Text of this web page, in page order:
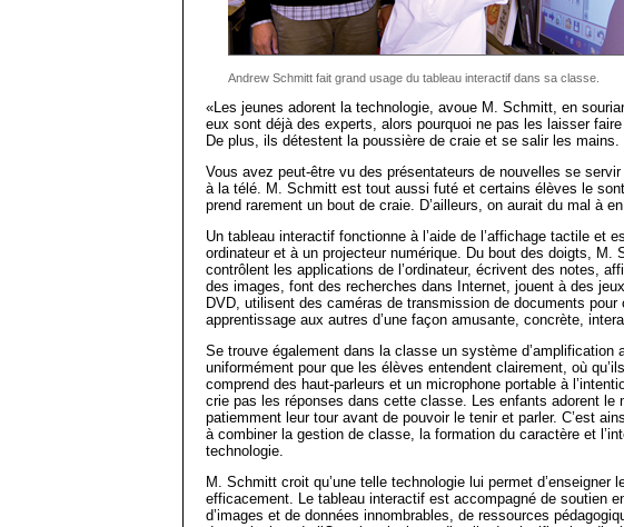
Andrew Schmitt fait grand usage du tableau interactif dans sa classe.
«Les jeunes adorent la technologie, avoue M. Schmitt, en
eux sont déjà des experts, alors pourquoi ne pas les laisser
De plus, ils détestent la poussière de craie et se salir les mains.
Vous avez peut-être vu des présentateurs de nouvelles se
à la télé. M. Schmitt est tout aussi futé et certains élèves le sont
prend rarement un bout de craie. D’ailleurs, on aurait du mal à
Un tableau interactif fonctionne à l’aide de l’affichage tactile et
ordinateur et à un projecteur numérique. Du bout des doigts, M.
contrôlent les applications de l’ordinateur, écrivent des notes,
des images, font des re­cherches dans Internet, jouent à des
DVD, utilisent des caméras de transmission de documents pour
apprentissage aux autres d’une façon amusante, concrète,
Se trouve également dans la classe un système d’amplification
uniformément pour que les élèves entendent clairement, où
comprend des haut-parleurs et un microphone portable à
crie pas les réponses dans cette classe. Les enfants adorent le
patiemment leur tour avant de pouvoir le tenir et parler. C’est
à combiner la gestion de classe, la formation du caractère et
technologie.
M. Schmitt croit qu’une telle technologie lui permet d’enseigner
efficacement. Le tableau interactif est accompagné de soutien
d’images et de données innombrables, de ressources